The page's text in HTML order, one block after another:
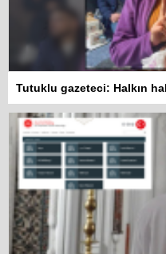
Tutuklu gazeteci: Halkın